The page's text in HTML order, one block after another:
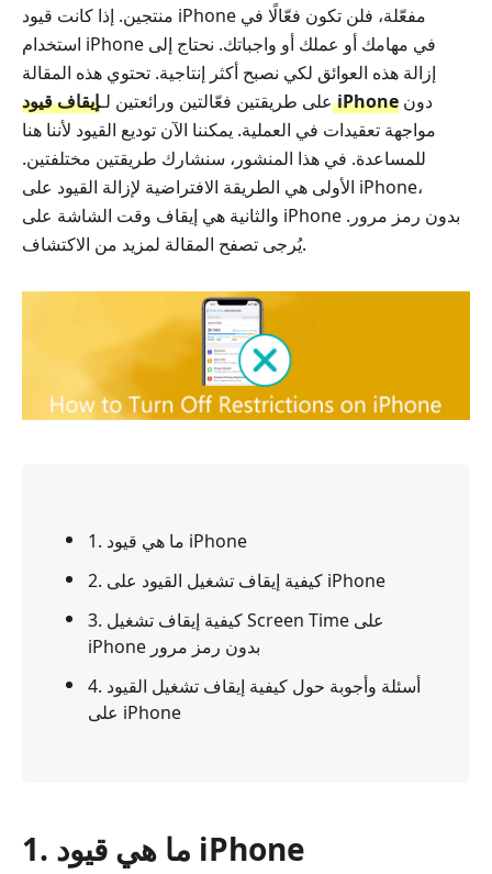
منتجين. إذا كانت قيود iPhone مفعّلة، فلن تكون فعّالًا في
استخدام iPhone في مهامك أو عملك أو واجباتك. نحتاج إلى
إزالة هذه العوائق لكي نصبح أكثر إنتاجية. تحتوي هذه المقالة
على طريقتين فعّالتين ورائعتين لـإيقاف قيود iPhone
مواجهة تعقيدات في العملية. يمكننا الآن توديع القيود لأننا هنا
للمساعدة. في هذا المنشور، سنشارك طريقتين مختلفتين.
الأولى هي الطريقة الافتراضية لإزالة القيود على iPhone،
والثانية هي إيقاف وقت الشاشة على iPhone بدون رمز مرور.
يُرجى تصفح المقالة لمزيد من الاكتشاف.
1. ما هي قيود iPhone
2. كيفية إيقاف تشغيل القيود على iPhone
3. كيفية إيقاف تشغيل Screen Time على
iPhone بدون رمز مرور
4. أسئلة وأجوبة حول كيفية إيقاف تشغيل القيود
على iPhone
1. ما هي قيود iPhone